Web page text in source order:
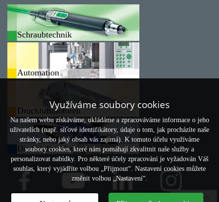
Schraubtechnik
Automation
Druckluftmotoren
Druckluftwerkzeuge
Vergleichen
Využíváme soubory cookies
Na našem webu získáváme, ukládáme a zpracováváme informace o jeho
uživatelích (např. síťové identifikátory, údaje o tom, jak procházíte naše
stránky, nebo jaký obsah vás zajímá). K tomuto účelu využíváme
soubory cookies, které nám pomáhají zkvalitnit naše služby a
personalizovat nabídky. Pro některé účely zpracování je vyžadován Váš
souhlas, který vyjádříte volbou „Přijmout“. Nastavení cookies můžete
změnit volbou „Nastavení“.